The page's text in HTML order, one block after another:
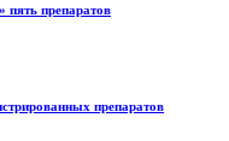
пять препаратов
препаратов